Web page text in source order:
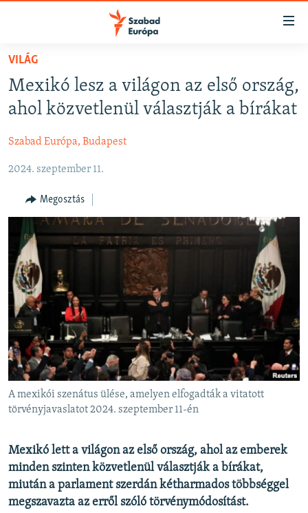
Akadálymentes
Ugrás
fő
oldalra
Ugrás
NAPIRENDEN
AKTUÁLIS
VIDEÓK
ELEMZŐ
NER15
SZABADON
TÁRSADALOM
DEMOKRÁCIA
A PÉNZ NYOMÁBAN
EURÓPAI UNIÓ
VILÁG
KLÍMAVÁLTOZÁS
A MÚLT TANULSÁGAI
Valamennyi RFE/RL weboldal
VILÁG
Mexikó lesz a világon az első ország,
ahol közvetlenül választják a bírákat
Szabad Európa, Budapest
2024. szeptember 11.
Megosztás
A mexikói szenátus ülése, amelyen elfogadták a vitatott
törvényjavaslatot 2024. szeptember 11-én
Mexikó lett a világon az első ország, ahol az emberek
minden szinten közvetlenül választják a bírákat,
miután a parlament szerdán kétharmados többséggel
megszavazta az erről szóló törvénymódosítást.